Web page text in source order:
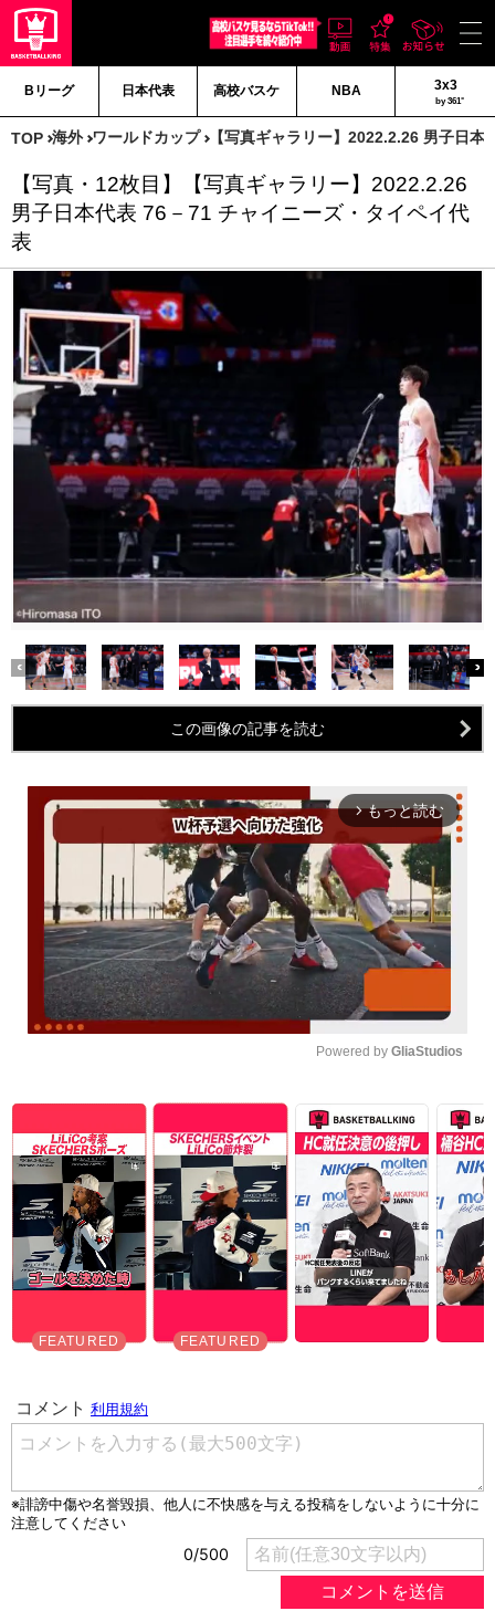
Bリーグ 日本代表 高校バスケ NBA 3x3
by 361°
TOP 海外 ワールドカップ 【写真ギャラリー】2022.2.26 男子日本
【写真・12枚目】【写真ギャラリー】2022.2.26
男子日本代表 76－71 チャイニーズ・タイペイ代
表
この画像の記事を読む
arrow_forward_ios もっと読む
Powered by GliaStudios